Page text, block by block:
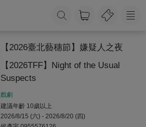
【2026臺北藝穗節】嫌疑人之夜
【2026TFF】Night of the Usual
Suspects
戲劇
建議年齡 10歲以上
2026/8/15 (六) - 2026/8/20 (四)